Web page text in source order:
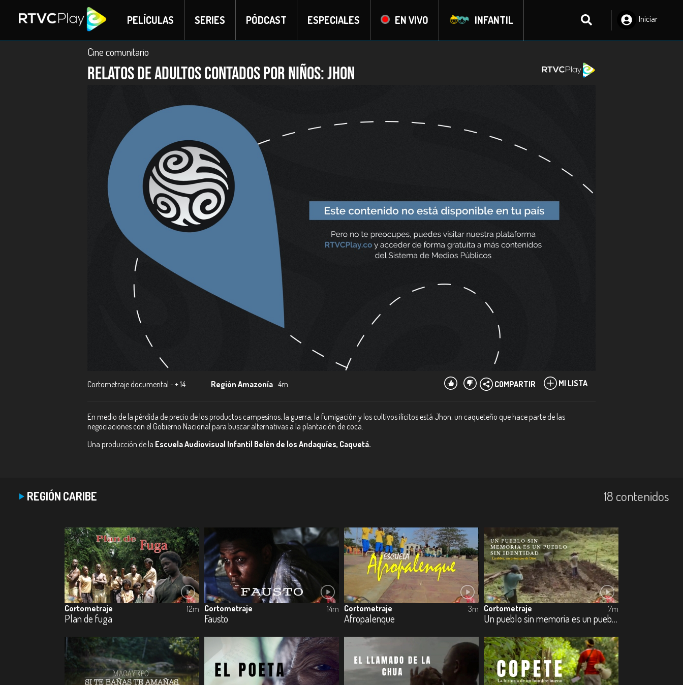
PELÍCULAS SERIES PÓDCAST ESPECIALES EN VIVO INFANTIL
Iniciar
Cine comunitario
Relatos de adultos contados por niños: Jhon
Cortometraje documental - + 14 Región Amazonía 4m MI LISTA
COMPARTIR
En medio de la pérdida de precio de los productos campesinos, la guerra, la fumigación y los cultivos ilícitos está Jhon, un caqueteño que hace parte de las
negociaciones con el Gobierno Nacional para buscar alternativas a la plantación de coca.
Una producción de la Escuela Audiovisual Infantil Belén de los Andaquíes, Caquetá.
REGIÓN CARIBE 18 contenidos
Cortometraje
Plan de fuga
12m Cortometraje
Fausto
14m Cortometraje
Afropalenque
3m Cortometraje
Un pueblo sin memoria es un pueblo sin identidad
7m